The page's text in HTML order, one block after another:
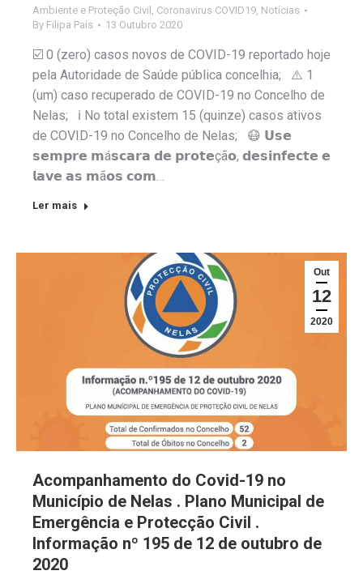
Ambiente e Proteção Civil , Coronavirus COVID19, Notícias
By Filipa Pais 13 Outubro 2020
☑️ 0 (zero) casos novos de COVID-19 reportado hoje
pela Autoridade de Saúde pública concelhia; ⚠️ 1
(um) caso recuperado de COVID-19 no Concelho de
Nelas; ℹ️ No total existem 15 (quinze) casos ativos
de COVID-19 no Concelho de Nelas; 😷 𝗨𝘀𝗲
𝘀𝗲𝗺𝗽𝗿𝗲 𝗺á𝘀𝗰𝗮𝗿𝗮 𝗱𝗲 𝗽𝗿𝗼𝘁𝗲çã𝗼, 𝗱𝗲𝘀𝗶𝗻𝗳𝗲𝗰𝘁𝗲 𝗲
𝗹𝗮𝘃𝗲 𝗮𝘀 𝗺ã𝗼𝘀 𝗰𝗼𝗺…
Ler mais
Out
12
2020
Acompanhamento do Covid-19 no
Município de Nelas . Plano Municipal de
Emergência e Protecção Civil .
Informação nº 195 de 12 de outubro de
2020